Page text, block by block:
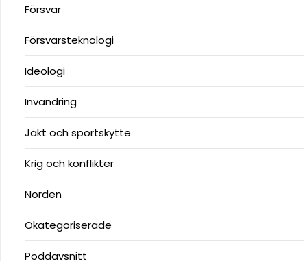
Försvar
Försvarsteknologi
Ideologi
Invandring
Jakt och sportskytte
Krig och konflikter
Norden
Okategoriserade
Poddavsnitt